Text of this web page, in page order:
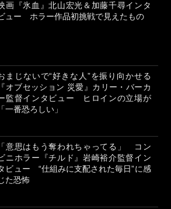
画『氷血』北山宏光＆加藤千尋インタ
ュー ホラー作品初挑戦で見えたもの
まじないで“好きな人”を振り向かせる
『オブセッション 災愛』カリー・バーカ
監督インタビュー ヒロインの立場が
「一番恐ろしい」
「意思はもう奪われちゃってる」 コン
ニホラー『チルド』岩崎裕介監督イン
ビュー “仕組みに支配された毎日”に感
た恐怖